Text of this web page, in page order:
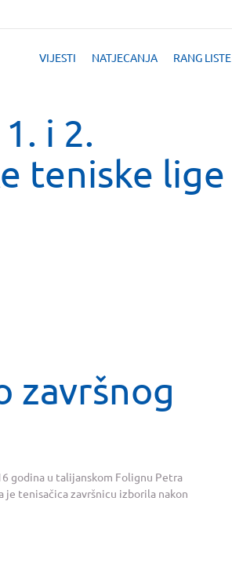
VIJESTI NATJECANJA RANG LISTE
i 2.
teniske lige
završnog
godina u talijanskom Folignu Petra
je tenisačica završnicu izborila nakon